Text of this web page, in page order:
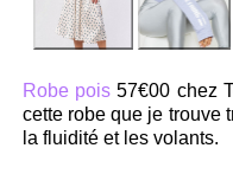
Robe pois57€00 chez
cette robe que je trouve
la fluidité et les volants.